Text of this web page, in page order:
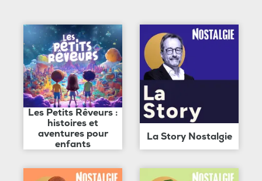
Les Petits Rêveurs :
histoires et
aventures pour
enfants
La Story Nostalgie